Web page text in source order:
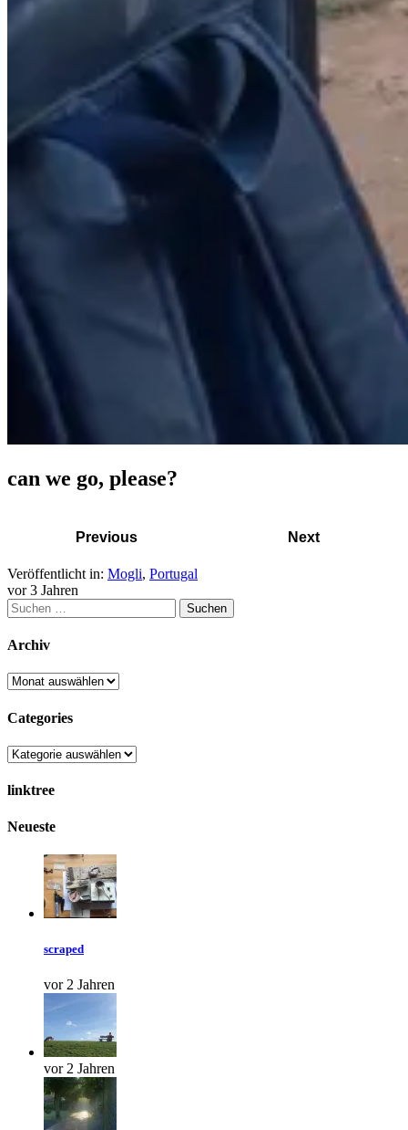
can we go, please?
Previous Next
Veröffentlicht in: Mogli, Portugal
vor 3 Jahren
Archiv
Categories
linktree
Neueste
scraped
vor 2 Jahren
vor 2 Jahren